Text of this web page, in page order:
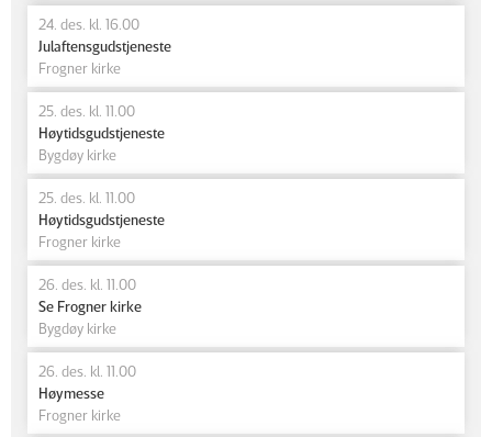
24. des. kl. 16.00
Julaftensgudstjeneste
Frogner kirke
25. des. kl. 11.00
Høytidsgudstjeneste
Bygdøy kirke
25. des. kl. 11.00
Høytidsgudstjeneste
Frogner kirke
26. des. kl. 11.00
Se Frogner kirke
Bygdøy kirke
26. des. kl. 11.00
Høymesse
Frogner kirke